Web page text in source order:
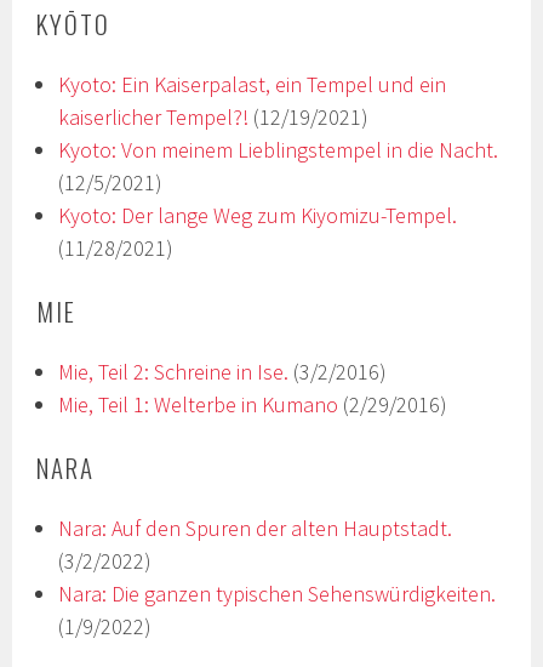
KYŌTO
Kyoto: Ein Kaiserpalast, ein Tempel und ein
kaiserlicher Tempel?! (12/19/2021)
Kyoto: Von meinem Lieblingstempel in die Nacht.
(12/5/2021)
Kyoto: Der lange Weg zum Kiyomizu-Tempel.
(11/28/2021)
MIE
Mie, Teil 2: Schreine in Ise. (3/2/2016)
Mie, Teil 1: Welterbe in Kumano (2/29/2016)
NARA
Nara: Auf den Spuren der alten Hauptstadt.
(3/2/2022)
Nara: Die ganzen typischen Sehenswürdigkeiten.
(1/9/2022)